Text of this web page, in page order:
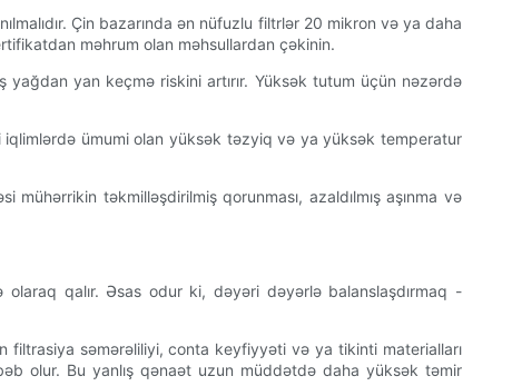
Çin bazarında ən nüfuzlu filtrlər 20 mikron və ya daha
məhrum olan məhsullardan çəkinin.
yan keçmə riskini artırır. Yüksək tutum üçün nəzərdə
ümumi olan yüksək təzyiq və ya yüksək temperatur
təkmilləşdirilmiş qorunması, azaldılmış aşınma və
qalır. Əsas odur ki, dəyəri dəyərlə balanslaşdırmaq -
səmərəliliyi, conta keyfiyyəti və ya tikinti materialları
olur. Bu yanlış qənaət uzun müddətdə daha yüksək təmir